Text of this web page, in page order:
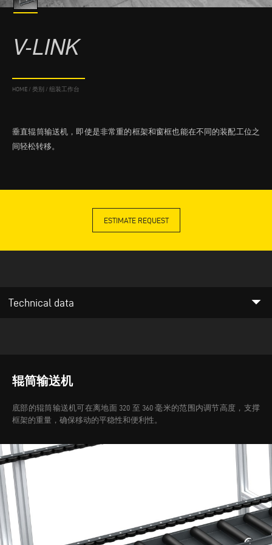
V-LINK
HOME / 类别 / 组装工作台
垂直辊筒输送机，即使是非常重的框架和窗框也能在不同的装配工位之
间轻松转移。
ESTIMATE REQUEST
Technical data arrow_drop_down
辊筒输送机
底部的辊筒输送机可在离地面 320 至 360 毫米的范围内调节高度，支撑
框架的重量，确保移动的平稳性和便利性。